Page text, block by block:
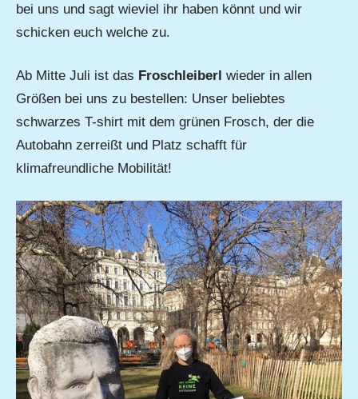
bei uns und sagt wieviel ihr haben könnt und wir
schicken euch welche zu.
Ab Mitte Juli ist das Froschleiberl wieder in allen
Größen bei uns zu bestellen: Unser beliebtes
schwarzes T-shirt mit dem grünen Frosch, der die
Autobahn zerreißt und Platz schafft für
klimafreundliche Mobilität!